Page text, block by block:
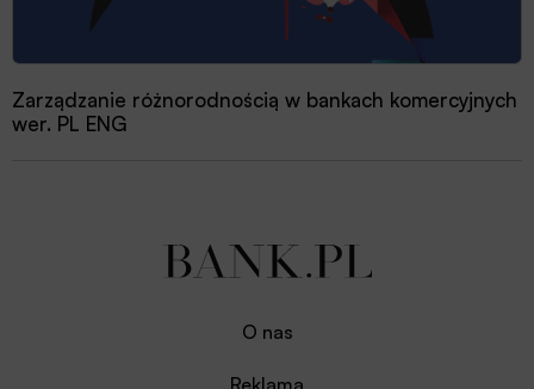
Zarządzanie różnorodnością w bankach komercyjnych
wer. PL ENG
O nas
Reklama